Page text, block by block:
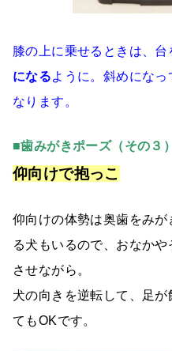
膝の上に乗せるときは、台
になるように。斜めになっ
なります。
■歯みがきポーズ（その３）
仰向けで抱っこ
仰向けの体勢は奥歯をみ
る犬もいるので、おなか
させながら。
犬の向きを逆転して、足
てもOKです。